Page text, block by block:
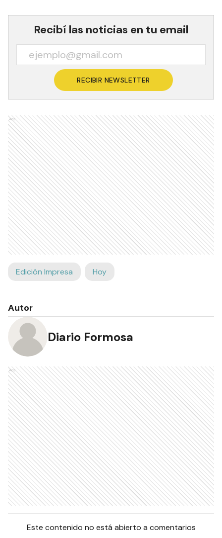
Recibí las noticias en tu email
RECIBIR NEWSLETTER
Ads
Edición Impresa Hoy
Autor
Diario Formosa
Ads
Este contenido no está abierto a comentarios